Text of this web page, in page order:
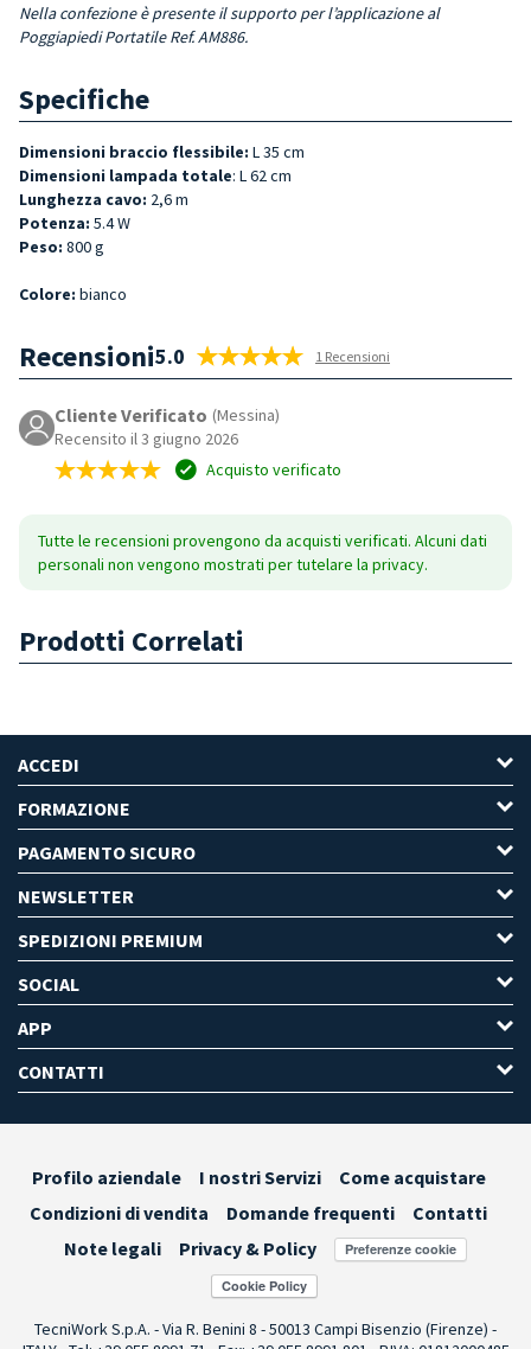
Nella confezione è presente il supporto per l’applicazione al
Poggiapiedi Portatile Ref. AM886.
Specifiche
Dimensioni braccio flessibile: L 35 cm
Dimensioni lampada totale: L 62 cm
Lunghezza cavo: 2,6 m
Potenza: 5.4 W
Peso: 800 g
Colore: bianco
Recensioni5.0 1 Recensioni
Cliente Verificato (Messina)
Recensito il 3 giugno 2026
Acquisto verificato
Tutte le recensioni provengono da acquisti verificati. Alcuni dati
personali non vengono mostrati per tutelare la privacy.
Prodotti Correlati
ACCEDI
FORMAZIONE
PAGAMENTO SICURO
NEWSLETTER
SPEDIZIONI PREMIUM
SOCIAL
APP
CONTATTI
Profilo aziendale I nostri Servizi
Come acquistare
Condizioni di vendita
Domande frequenti
Contatti
Note legali
Privacy & Policy Preferenze cookie
TecniWork S.p.A. - Via R. Benini 8 - 50013 Campi Bisenzio (Firenze) -